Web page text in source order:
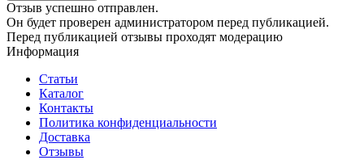
Отзыв успешно отправлен.
Он будет проверен администратором перед публикацией.
Перед публикацией отзывы проходят модерацию
Информация
Статьи
Каталог
Контакты
Политика конфиденциальности
Доставка
Отзывы